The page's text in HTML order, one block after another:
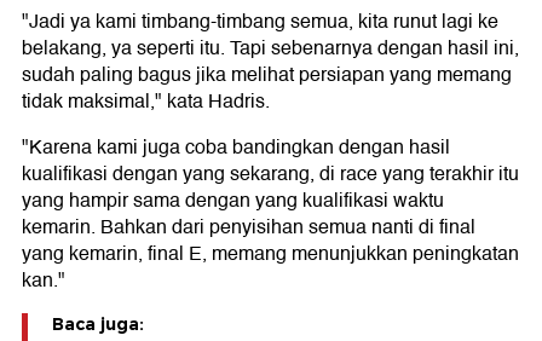
"Jadi ya kami timbang-timbang semua, kita runut lagi ke
belakang, ya seperti itu. Tapi sebenarnya dengan hasil ini,
sudah paling bagus jika melihat persiapan yang memang
tidak maksimal," kata Hadris.
"Karena kami juga coba bandingkan dengan hasil
kualifikasi dengan yang sekarang, di race yang terakhir itu
yang hampir sama dengan yang kualifikasi waktu
kemarin. Bahkan dari penyisihan semua nanti di final
yang kemarin, final E, memang menunjukkan peningkatan
kan."
Baca juga: